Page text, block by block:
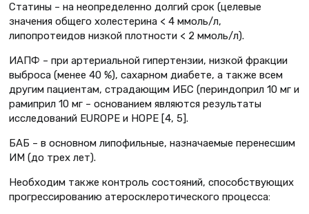
Статины – на неопределенно долгий срок (целевые
значения общего холестерина < 4 ммоль/л,
липопротеидов низкой плотности < 2 ммоль/л).
ИАПФ – при артериальной гипертензии, низкой фракции
выброса (менее 40 %), сахарном диабете, а также всем
другим пациентам, страдающим ИБС (периндоприл 10 мг и
рамиприл 10 мг – основанием являются результаты
исследований EUROPE и HOPE [4, 5].
БАБ – в основном липофильные, назначаемые перенесшим
ИМ (до трех лет).
Необходим также контроль состояний, способствующих
прогрессированию атеросклеротического процесса: